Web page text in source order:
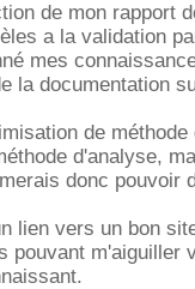
de mon rapport
a la validation
mes
la documentation
de
d'analyse,
donc pouvoir
lien vers un bon
pouvant